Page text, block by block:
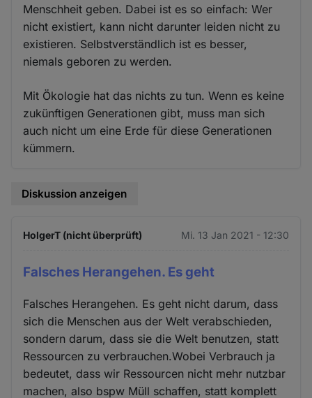
Menschheit geben. Dabei ist es so einfach: Wer
nicht existiert, kann nicht darunter leiden nicht zu
existieren. Selbstverständlich ist es besser,
niemals geboren zu werden.
Mit Ökologie hat das nichts zu tun. Wenn es keine
zukünftigen Generationen gibt, muss man sich
auch nicht um eine Erde für diese Generationen
kümmern.
Diskussion anzeigen
HolgerT (nicht überprüft) Mi. 13 Jan 2021 - 12:30
Falsches Herangehen. Es geht
Falsches Herangehen. Es geht nicht darum, dass
sich die Menschen aus der Welt verabschieden,
sondern darum, dass sie die Welt benutzen, statt
Ressourcen zu verbrauchen.Wobei Verbrauch ja
bedeutet, dass wir Ressourcen nicht mehr nutzbar
machen, also bspw Müll schaffen, statt komplett